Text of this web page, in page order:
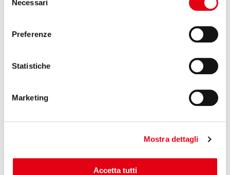
delNecessari
Preferenze
Statistiche
Marketing
Mostra dettagli
Accetta tutti
Reglass HT al Jec Forum Italy
giugno prossimi, per la prima volta a Bologna fiere.
Ingesso
materiali compositi innovativi in fibra di carbonio che fanno
di Reglass HT un’azienda leader in questo ambito.